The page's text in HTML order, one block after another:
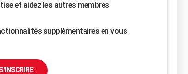
et aidez les autres membres
supplémentaires en vous
S'INSCRIRE